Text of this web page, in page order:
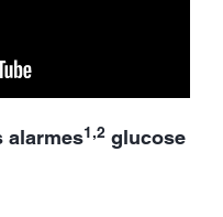
alarmes1,2 glucose